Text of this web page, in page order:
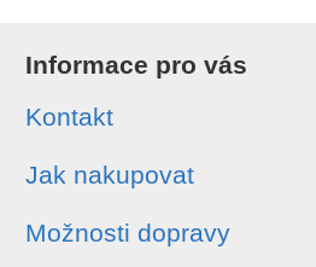
Informace pro vás
Kontakt
Jak nakupovat
Možnosti dopravy